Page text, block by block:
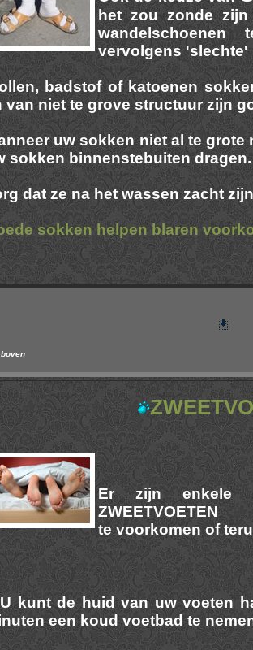
het zou zonde
vervolgens 'slechte'
badstof of katoenen
van niet te grove structuur zijn
uw sokken niet al te
sokken binnenstebuiten dragen.
dat ze na het wassen zacht
sokken helpen blaren
Er zijn enkele
ZWEETVOETEN
te voorkomen of
kunt de huid van uw voeten
een koud voetbad te